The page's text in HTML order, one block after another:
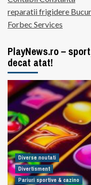
reparatii frigidere
Forbec Services
PlayNews.ro –
decat atat!
Diverse noutati
Divertisment
Pariuri sportive & cazino